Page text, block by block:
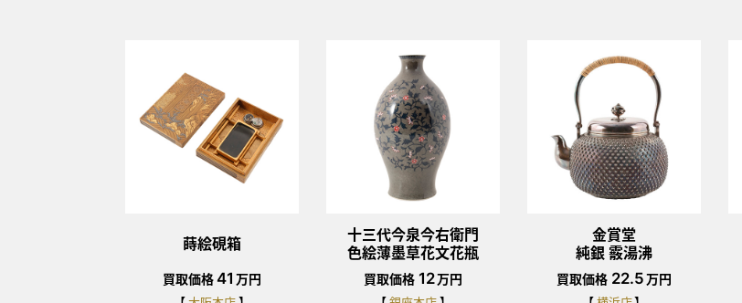
蒔絵硯箱
買取価格41 万円
十三代今泉今右衛門
色絵薄墨草花文花瓶
買取価格 12万円
金賞堂
純銀 霰湯沸
買取価格 22.5万円